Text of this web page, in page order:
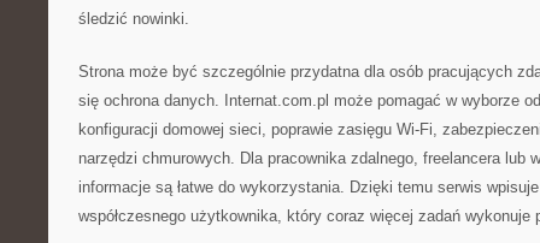
śledzić nowinki.
Strona może być szczególnie przydatna dla osób pracujących
się ochrona danych. Internat.com.pl może pomagać w wyborze
konfiguracji domowej sieci, poprawie zasięgu Wi-Fi,
narzędzi chmurowych. Dla pracownika zdalnego, freelancera lub
informacje są łatwe do wykorzystania. Dzięki temu serwis
współczesnego użytkownika, który coraz więcej zadań wykonuje